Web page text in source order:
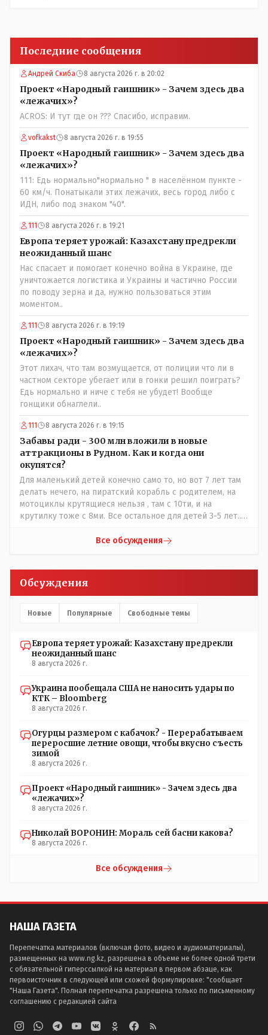
Последние сообщения
Андрей Скиба 8 августа 2026 г. в 20:02
Проект «Народный гаишник» - Зачем здесь два
«лежачих»?
ACROS: И тут где он ??? Спасибо, исправим.
vofkakst 8 августа 2026 г. в 19:55
Проект «Народный гаишник» - Зачем здесь два
«лежачих»?
111: Едь нормально"нормально " в населённом пункте -
60 км/ч. Понатыкали этих лежачих, весь город либо с
ИДН, либо под знаком "40".
111 8 августа 2026 г. в 19:21
Европа теряет урожай: Казахстану предрекли
неожиданный шанс
Нас спасает и помогает конечно война в Украине, где
уничтожается логистика и Украины и частично России
по поводу зерна и да, нужно пользоваться этим
моментом..
111 8 августа 2026 г. в 19:19
Проект «Народный гаишник» - Зачем здесь два
«лежачих»?
Этот лихач, что там возмущается, от полиции что ли в
частном секторе убегает или в гонки решил поиграть?
Едь нормально и ниче с тебя не убудет! Вообще
гонщики обнаглели..
111 8 августа 2026 г. в 19:15
Забавы ради - 300 млн вложили в новые
аттракционы в Рудном. Как и когда они
окупятся?
Для маленький детей конечно само то, но вот 7 лет там
делать нечего, на пиратский корабль с родителем, на
мотоциклы крутящиеся нельзя , там с 10ти, и на
крутилку тоже с 8ми. Все остальное для детей 3-5 лет..
слова вообще, но вечером думаю там нормально, с
Все обсуждения
Обсуждения
Новые Популярные Свободные темы
Европа теряет урожай: Казахстану предрекли
неожиданный шанс
8 августа 2026 г.
Украина пообещала США не наносить удары по
КТК – Bloomberg
8 августа 2026 г.
Огурцы размером с кабачок? - Перерабатываем
переросшие летние овощи, чтобы вкусно съесть
зимой
8 августа 2026 г.
Проект «Народный гаишник» - Зачем здесь два
«лежачих»?
8 августа 2026 г.
Николай ВОРОНИН: Мораль сей басни какова?
8 августа 2026 г.
Все обсуждения
НАША ГАЗЕТА
Перепечатка материалов (включая фото, видео и аудиоматериалы),
размещенных на www.ng.kz, разрешена в объеме не более одной трети
с обязательной гиперссылкой на материал в первом абзаце, как
первоисточник в следующей или схожей формулировке: "сообщает
"Наша Газета". Полная перепечатка разрешена только по письменному
соглашению с редакцией сайта